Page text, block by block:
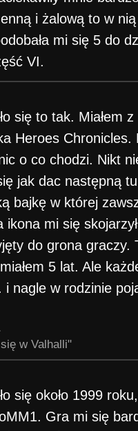
i żalową to w
mi się 5 do
VI.
się to tak. Miałem
Heroes
o co chodzi. Nikt
jak dac następną
bajkę w której
ikona mi się
do grona graczy.
5 lat. Ale
i nagle w rodzinie
w Valhalli"
się około 1999
Gra mi się